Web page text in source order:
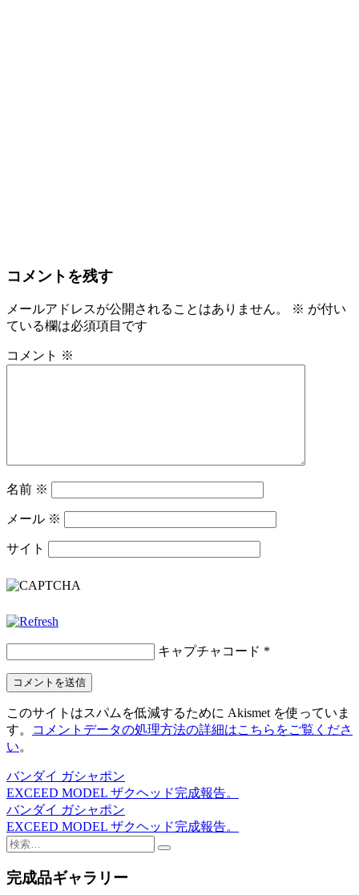
コメントを残す
メールアドレスが公開されることはありません。 ※ が付い
ている欄は必須項目です
コメント ※
名前 ※
メール ※
サイト
キャプチャコード *
このサイトはスパムを低減するために Akismet を使っていま
す。
コメントデータの処理方法の詳細はこちらをご覧くださ
い。
投
稿
ナ
ビ
ゲ
バンダイ ガシャポン
EXCEED MODEL ザクヘッド完成報告。
バンダイ ガシャポン
EXCEED MODEL ザクヘッド完成報告。
検
完成品ギャラリー